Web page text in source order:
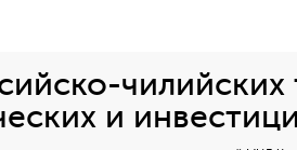
чилийских
и